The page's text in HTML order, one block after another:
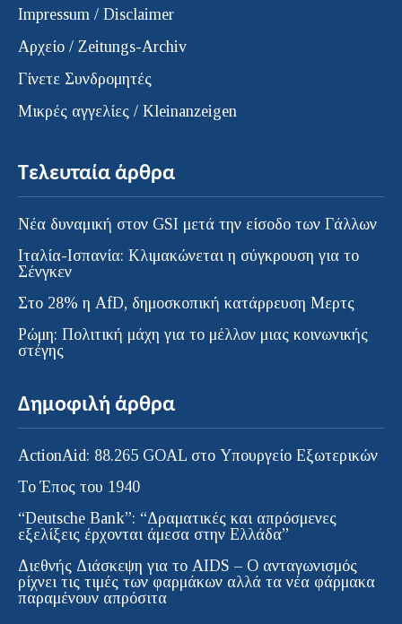
Impressum / Disclaimer
Αρχείο / Zeitungs-Archiv
Γίνετε Συνδρομητές
Μικρές αγγελίες / Kleinanzeigen
Τελευταία άρθρα
Νέα δυναμική στον GSI μετά την είσοδο των Γάλλων
Ιταλία-Ισπανία: Κλιμακώνεται η σύγκρουση για το
Σένγκεν
Στο 28% η AfD, δημοσκοπική κατάρρευση Μερτς
Ρώμη: Πολιτική μάχη για το μέλλον μιας κοινωνικής
στέγης
Δημοφιλή άρθρα
ActionAid: 88.265 GOAL στο Υπουργείο Εξωτερικών
Το Έπος του 1940
“Deutsche Bank”: “Δραματικές και απρόσμενες
εξελίξεις έρχονται άμεσα στην Ελλάδα”
Διεθνής Διάσκεψη για το AIDS – Ο ανταγωνισμός
ρίχνει τις τιμές των φαρμάκων αλλά τα νέα φάρμακα
παραμένουν απρόσιτα